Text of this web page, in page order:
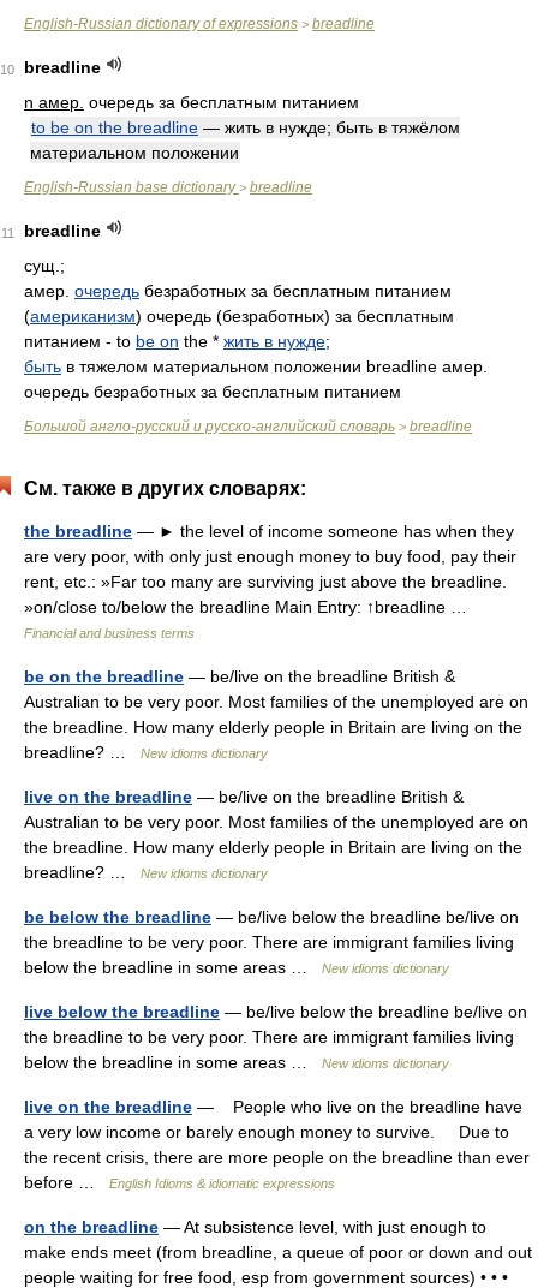
English-Russian dictionary of expressions > breadline
10
breadline
n амер. очередь за бесплатным питанием
to be on the breadline — жить в нужде; быть в тяжёлом
материальном положении
English-Russian base dictionary> breadline
11
breadline
сущ.;
амер. очередь безработных за бесплатным питанием
(американизм) очередь (безработных) за бесплатным
питанием - to be on the * жить в нужде;
быть в тяжелом материальном положении breadline амер.
очередь безработных за бесплатным питанием
Большой англо-русский и русско-английский словарь > breadline
См. также в других словарях:
the breadline — ► the level of income someone has when they
are very poor, with only just enough money to buy food, pay their
rent, etc.: »Far too many are surviving just above the breadline.
»on/close to/below the breadline Main Entry: ↑breadline …
Financial and business terms
be on the breadline — be/live on the breadline British &
Australian to be very poor. Most families of the unemployed are on
the breadline. How many elderly people in Britain are living on the
breadline? …
New idioms dictionary
live on the breadline — be/live on the breadline British &
Australian to be very poor. Most families of the unemployed are on
the breadline. How many elderly people in Britain are living on the
breadline? …
New idioms dictionary
be below the breadline — be/live below the breadline be/live on
the breadline to be very poor. There are immigrant families living
below the breadline in some areas …
New idioms dictionary
live below the breadline — be/live below the breadline be/live on
the breadline to be very poor. There are immigrant families living
below the breadline in some areas …
New idioms dictionary
live on the breadline — People who live on the breadline have
a very low income or barely enough money to survive. Due to
the recent crisis, there are more people on the breadline than ever
before …
English Idioms & idiomatic expressions
on the breadline — At subsistence level, with just enough to
make ends meet (from breadline, a queue of poor or down and out
people waiting for free food, esp from government sources) • • •